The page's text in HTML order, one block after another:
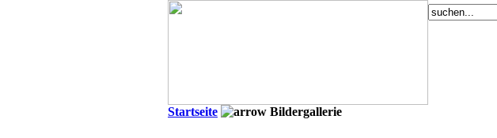
Startseite
Bildergallerie